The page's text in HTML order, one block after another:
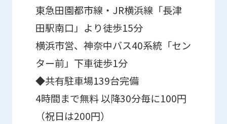
東急田園都市線・JR横浜線「長津
田駅南口」より徒歩15分
横浜市営、神奈中バス40系統「セン
ター前」下車徒歩1分
◆共有駐車場139台完備
4時間まで無料 以降30分毎に100円
（祝日は200円）
We
ask
that
you
fully
understand
this